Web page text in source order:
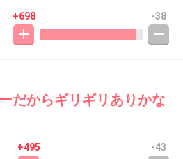
+698 -38
だからギリギリありかな
+495 -43